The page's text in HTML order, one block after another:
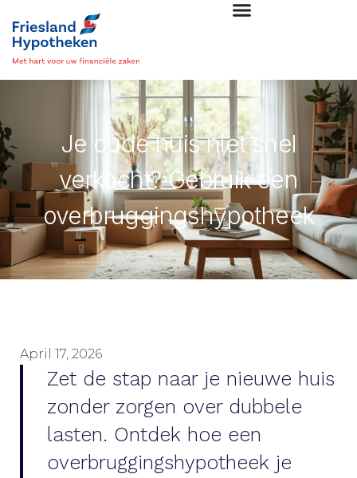
Je oude huis niet snel
verkocht? Gebruik een
overbruggingshypotheek
April 17, 2026
Zet de stap naar je nieuwe huis
zonder zorgen over dubbele
lasten. Ontdek hoe een
overbruggingshypotheek je